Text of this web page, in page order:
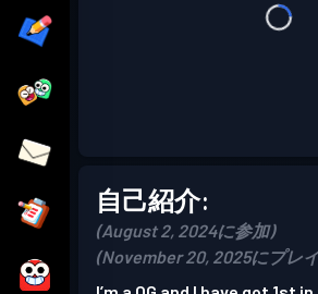
自己紹介:
(August 2, 2024に参加)
(November 20, 2025にプレ